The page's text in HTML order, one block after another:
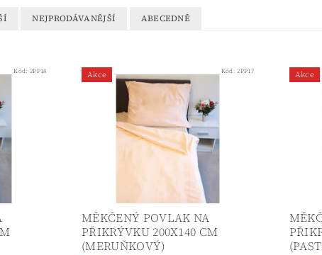
NEJPRODÁVANĚJŠÍ ABECEDNĚ
Kód: 2PP18 Akce Kód:2PP17
MĚKČENÝ POVLAK NA
PŘIKRÝVKU 200X140 CM
(MERUŇKOVÝ)
Akce